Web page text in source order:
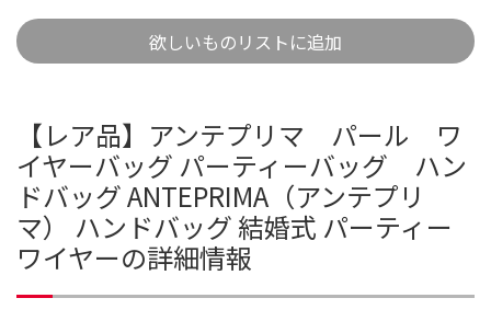
欲しいものリストに追加
【レア品】アンテプリマ パール ワ
イヤーバッグ パーティーバッグ ハン
ドバッグ ANTEPRIMA（アンテプリ
マ） ハンドバッグ 結婚式 パーティー
ワイヤーの詳細情報